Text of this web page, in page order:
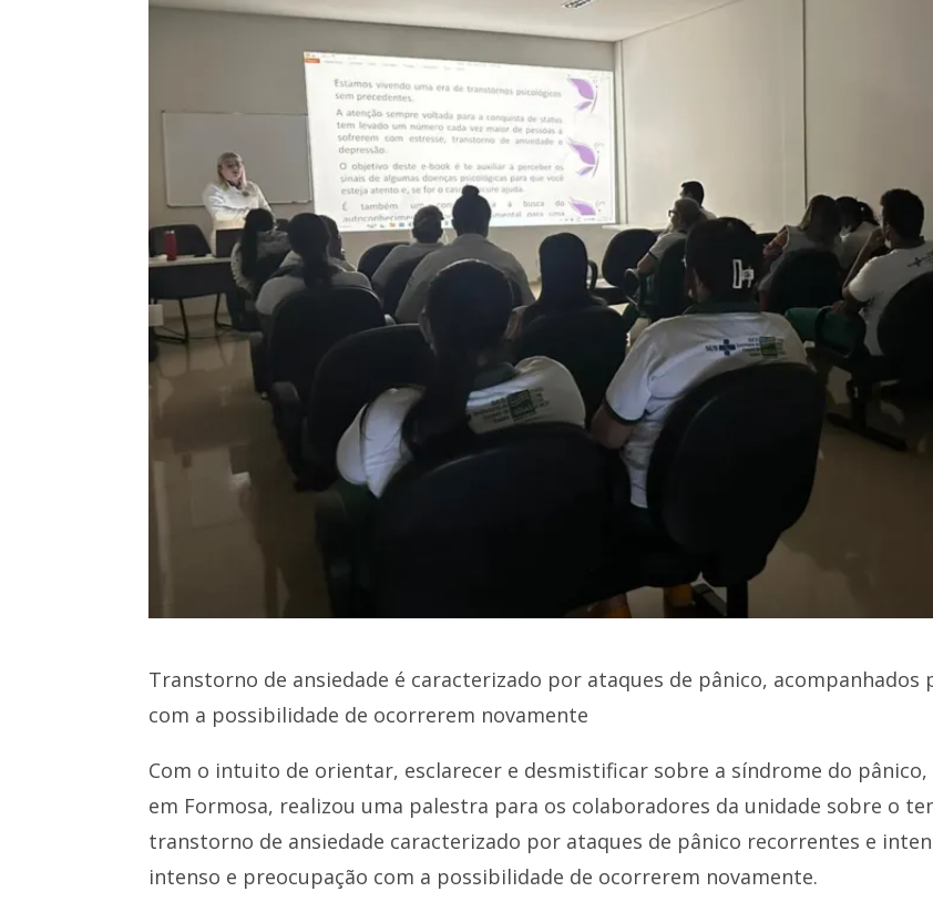
Transtorno de ansiedade é caracterizado por ataques de pânico,
com a possibilidade de ocorrerem novamente
Com o intuito de orientar, esclarecer e desmistificar sobre a síndrome do
em Formosa, realizou uma palestra para os colaboradores da unidade sobre o
transtorno de ansiedade caracterizado por ataques de pânico recorrentes e
intenso e preocupação com a possibilidade de ocorrerem novamente.